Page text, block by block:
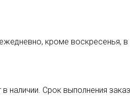
кроме воскресенья, в
наличии. Срок выполнения